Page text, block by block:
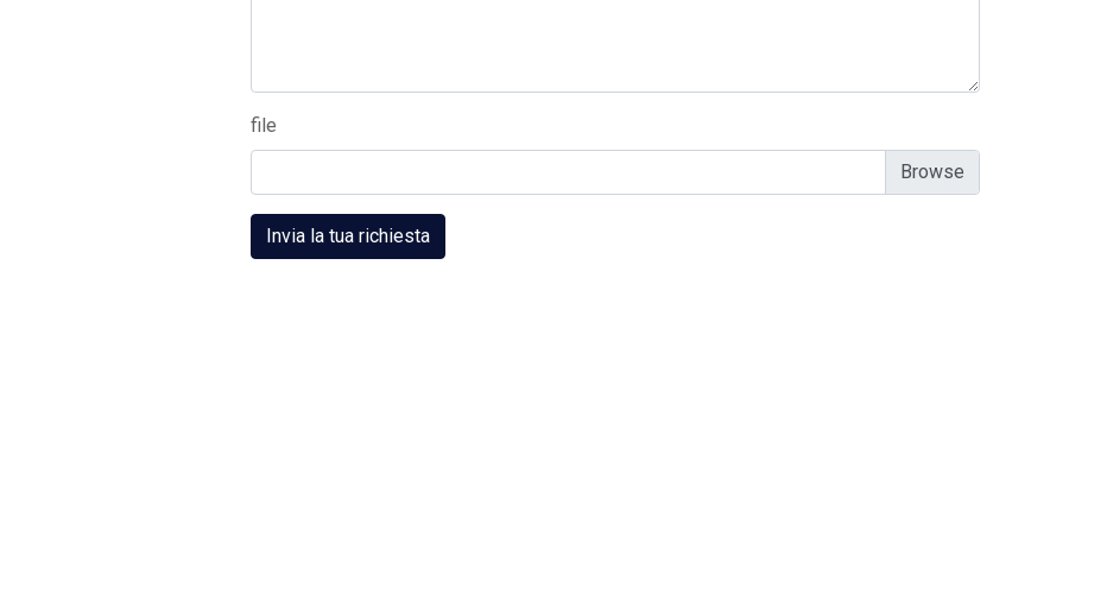
file
Invia la tua richiesta